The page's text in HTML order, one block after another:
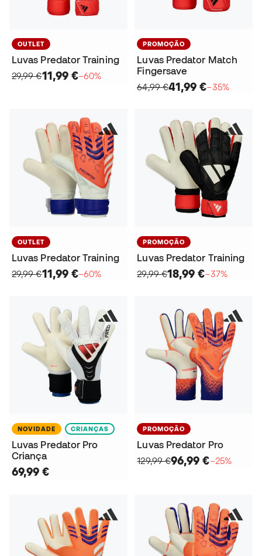
OUTLET
Luvas Predator Training
29,99 €11,99 €−60%
PROMOÇÃO
Luvas Predator Match
Fingersave
64,99 €41,99 €−35%
OUTLET
Luvas Predator Training
29,99 €11,99 €−60%
PROMOÇÃO
Luvas Predator Training
29,99 €18,99 €−37%
NOVIDADE CRIANÇAS
Luvas Predator Pro
Criança
69,99 €
PROMOÇÃO
Luvas Predator Pro
129,99 €96,99 €−25%